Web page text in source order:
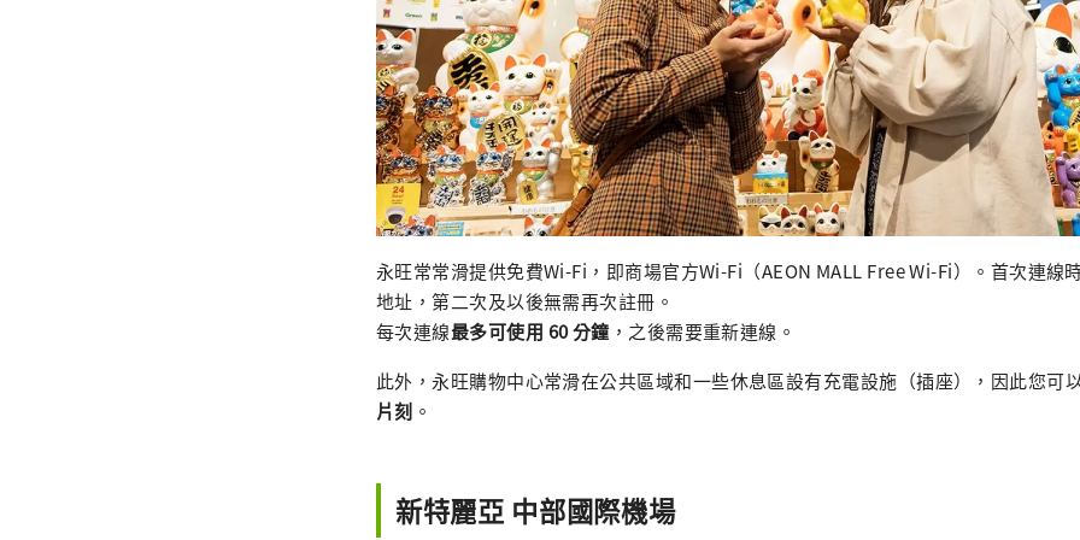
永旺常常滑提供免費Wi-Fi，即商場官方Wi-Fi（AEON MALL Free Wi-Fi）。首次連線
地址，第二次及以後無需再次註冊。
每次連線最多可使用 60 分鐘 ，之後需要重新連線。
此外，永旺購物中心常滑在公共區域和一些休息區設有充電設施（插座），因此您可
片刻 。
新特麗亞 中部國際機場